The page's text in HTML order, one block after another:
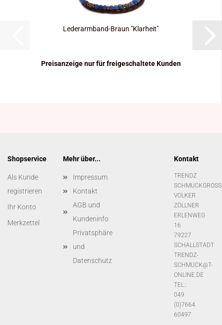
Lederarmband-​​Braun "Klar­heit"
Preisanzeige nur für freigeschaltete Kunden
Shopservice
Als Kunde
registrieren
Ihr Konto
Merkzettel
Mehr über...
Impressum
Kontakt
AGB und
Kundeninfo
Privatsphäre
und
Datenschutz
Kontakt
TRENDZ
VOLKER
ZÖLLNER
ERLENWEG
16
79227
SCHALLSTADT
TRENDZ-
SCHMUCK@T-
ONLINE.DE
TEL.:
049
(0)7664
60497